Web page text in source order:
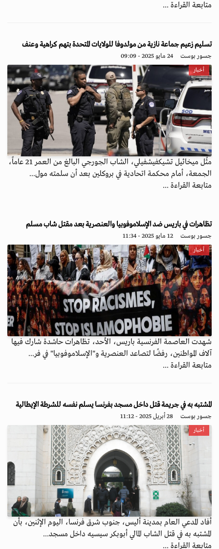
متابعة القراءة ...
تسليم زعيم جماعة نازية من مولدوفا للولايات المتحدة بتهم كراهية وعنف
جسور بوست 24 مايو 2025 - 09:09
أخبار
مثُل ميخائيل تشيكفيشفيلي، الشاب الجورجي البالغ من العمر 21 عاماً،
الجمعة، أمام محكمة اتحادية في بروكلين بعد أن سلمته مول...
متابعة القراءة ...
تظاهرات في باريس ضد الإسلاموفوبيا والعنصرية بعد مقتل شاب مسلم
جسور بوست 12 مايو 2025 - 11:34
أخبار
شهدت العاصمة الفرنسية باريس، الأحد، تظاهرات حاشدة شارك فيها
آلاف المواطنين، رفضًا لتصاعد العنصرية و"الإسلاموفوبيا" في فر...
متابعة القراءة ...
المشتبه به في جريمة قتل داخل مسجد بفرنسا يسلم نفسه للشرطة الإيطالية
جسور بوست 28 أبريل 2025 - 11:12
أخبار
أفاد المدعي العام بمدينة أليس، جنوب شرق فرنسا، اليوم الإثنين، بأن
المشتبه به في قتل الشاب المالي أبوبكر سيسيه داخل مسجد...
متابعة القراءة ...